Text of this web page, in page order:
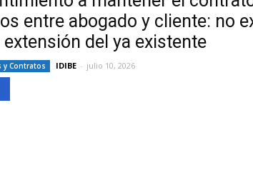
entre abogado y cliente: no
del ya existente
y Contratos IDIBE - julio 10, 2026